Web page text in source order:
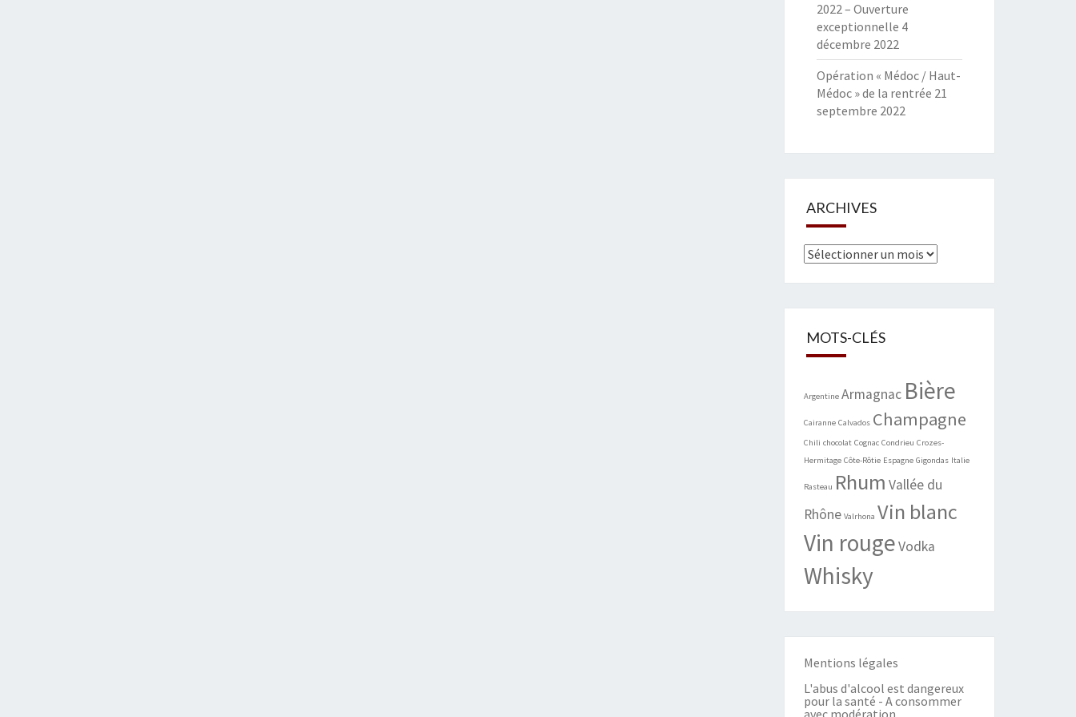
2022 – Ouverture
exceptionnelle 4
décembre 2022
Opération « Médoc / Haut-
Médoc » de la rentrée 21
septembre 2022
ARCHIVES
Archives
MOTS-CLÉS
Argentine Armagnac Bière
Cairanne Calvados Champagne
Chili chocolat Cognac Condrieu Crozes-
Hermitage Côte-Rôtie Espagne Gigondas Italie
Rasteau Rhum Vallée du
Rhône Valrhona Vin blanc
Vin rougeVodka
Whisky
Mentions légales
L'abus d'alcool est dangereux
pour la santé - A consommer
avec modération